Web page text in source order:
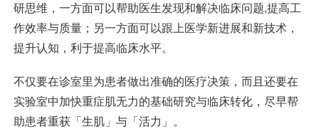
研思维，一方面可以帮助医生发现和解决临床问题,提高工
作效率与质量；另一方面可以跟上医学新进展和新技术，
提升认知，利于提高临床水平。
不仅要在诊室里为患者做出准确的医疗决策，而且还要在
实验室中加快重症肌无力的基础研究与临床转化，尽早帮
助患者重获「生肌」与「活力」。